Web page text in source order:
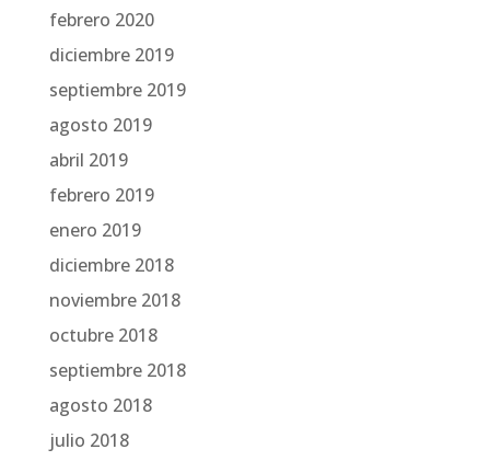
febrero 2020
diciembre 2019
septiembre 2019
agosto 2019
abril 2019
febrero 2019
enero 2019
diciembre 2018
noviembre 2018
octubre 2018
septiembre 2018
agosto 2018
julio 2018